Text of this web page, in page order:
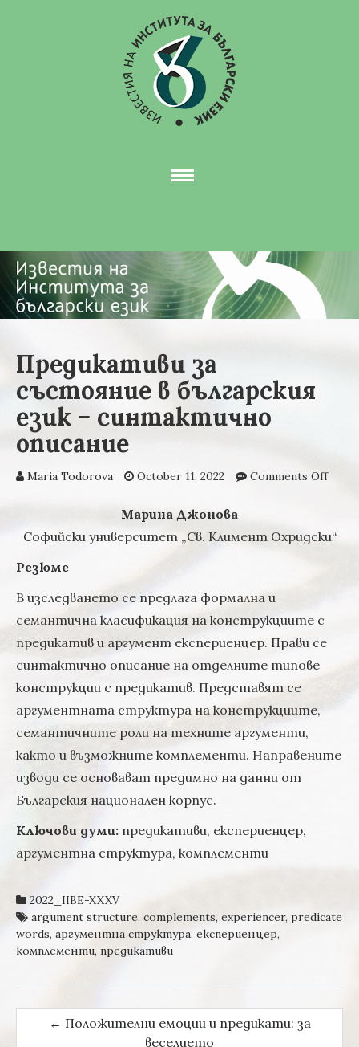
Предикативи за
състояние в българския
език − синтактично
описание
Maria Todorova October 11, 2022 Comments Offon
език
Марина Джонова
Софийски университет „Св. Климент Охридски“
Резюме
В изследването се предлага формална и
семантична класификация на конструкциите с
предикатив и аргумент експериенцер. Прави се
синтактично описание на отделните типове
конструкции с предикатив. Представят се
аргументната структура на конструкциите,
семантичните роли на техните аргументи,
както и възможните комплементи. Направените
изводи се основават предимно на данни от
Българския национален корпус.
Ключови думи: предикативи, експериенцер,
аргументна структура, комплементи
2022_IIBE-XXXV
argument structure, complements, experiencer, predicate
words, аргументна структура, експериенцер,
комплементи, предикативи
← Положителни емоции и предикати: за
веселието